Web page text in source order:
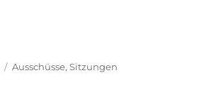
Kategorien
Ausschüsse,Sitzungen